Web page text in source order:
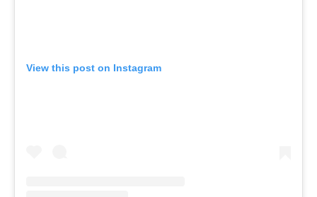
View this post on Instagram